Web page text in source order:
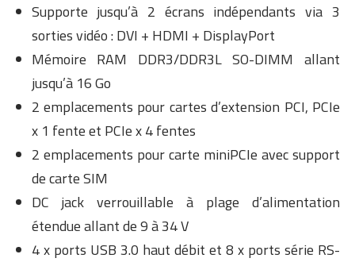
Supporte jusqu’à 2 écrans indépendants via 3
sorties vidéo : DVI + HDMI + DisplayPort
Mémoire RAM DDR3/DDR3L SO-DIMM allant
jusqu’à 16 Go
2 emplacements pour cartes d’extension PCI, PCIe
x 1 fente et PCIe x 4 fentes
2 emplacements pour carte miniPCIe avec support
de carte SIM
DC jack verrouillable à plage d’alimentation
étendue allant de 9 à 34 V
4 x ports USB 3.0 haut débit et 8 x ports série RS-